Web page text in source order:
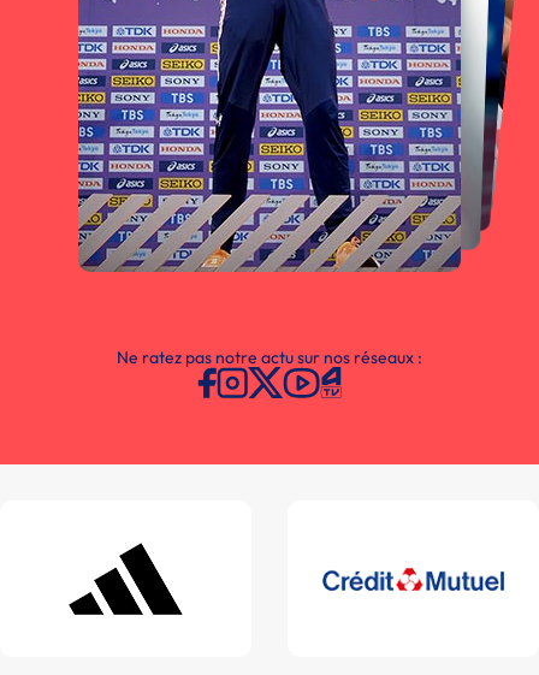
Ne ratez pas notre actu sur nos réseaux :